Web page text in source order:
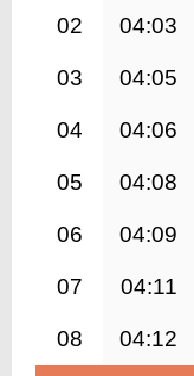
02 04:03
03 04:05
04 04:06
05 04:08
06 04:09
07 04:11
08 04:12